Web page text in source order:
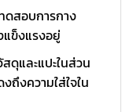
ดสอบการกาง
ข็งแรงอยู่
ดุและแปะในส่วน
ถึงความใส่ใจใน